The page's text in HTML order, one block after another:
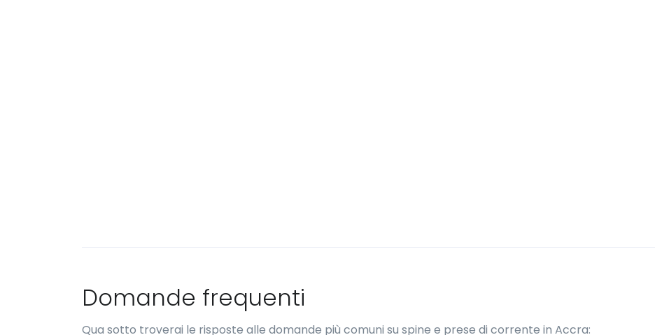
Domande frequenti
Qua sotto troverai le risposte alle domande più comuni su spine e prese di corrente in Accra: